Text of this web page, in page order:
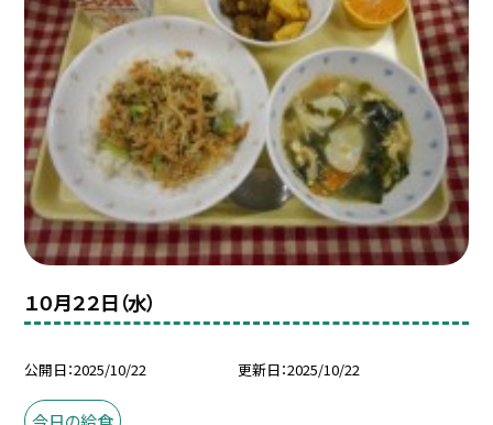
１０月２２日（水）
公開日 2025/10/22 更新日 2025/10/22